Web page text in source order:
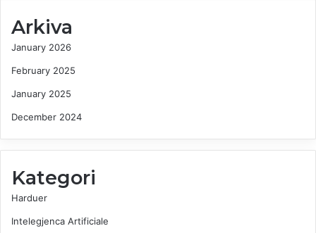
Arkiva
January 2026
February 2025
January 2025
December 2024
Kategori
Harduer
Intelegjenca Artificiale